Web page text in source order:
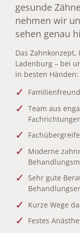
gesunde
nehmen wir
sehen genau
Das
Ladenburg – bei
in besten Händen:
Team aus
Moderne
Sehr gute
Kurze Wege
Festes